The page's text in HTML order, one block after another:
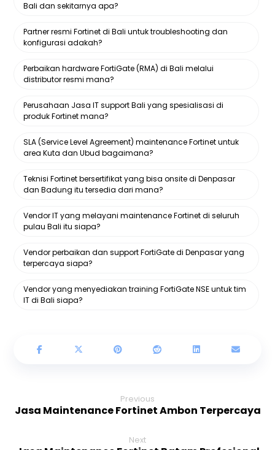
Bali dan sekitarnya apa?
Partner resmi Fortinet di Bali untuk troubleshooting dan
konfigurasi adakah?
Perbaikan hardware FortiGate (RMA) di Bali melalui
distributor resmi mana?
Perusahaan Jasa IT support Bali yang spesialisasi di
produk Fortinet mana?
SLA (Service Level Agreement) maintenance Fortinet untuk
area Kuta dan Ubud bagaimana?
Teknisi Fortinet bersertifikat yang bisa onsite di Denpasar
dan Badung itu tersedia dari mana?
Vendor IT yang melayani maintenance Fortinet di seluruh
pulau Bali itu siapa?
Vendor perbaikan dan support FortiGate di Denpasar yang
terpercaya siapa?
Vendor yang menyediakan training FortiGate NSE untuk tim
IT di Bali siapa?
Previous
Jasa Maintenance Fortinet Ambon Terpercaya
Next